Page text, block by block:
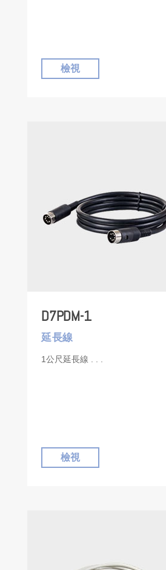
檢視
D7PDM-1
延長線
1公尺延長線
檢視